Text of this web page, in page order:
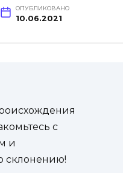
ОПУБЛИКОВАНО
10.06.2021
с
и
склонению!